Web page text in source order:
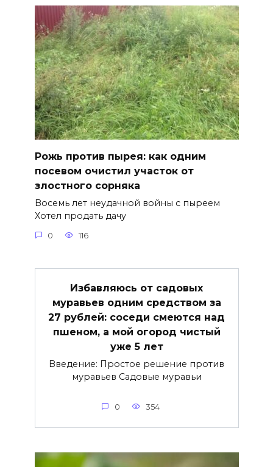
Рожь против пырея: как одним
посевом очистил участок от
злостного сорняка
Восемь лет неудачной войны с пыреем
Хотел продать дачу
0 116
Избавляюсь от садовых
муравьев одним средством за
27 рублей: соседи смеются над
пшеном, а мой огород чистый
уже 5 лет
Введение: Простое решение против
муравьев Садовые муравьи
0 354